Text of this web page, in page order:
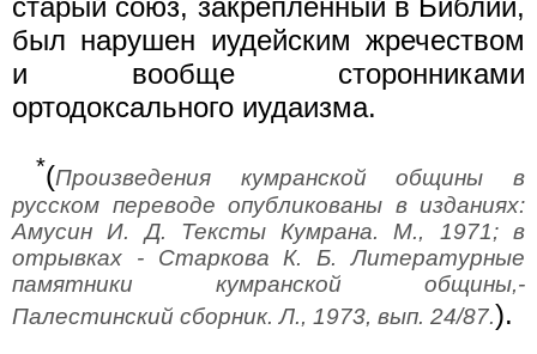
был нарушен иудейским жречеством
и вообще сторонниками
ортодоксального иудаизма.
*(Произведения кумранской общины в
русском переводе опубликованы в изданиях:
Амусин И. Д. Тексты Кумрана. М., 1971; в
отрывках - Старкова К. Б. Литературные
памятники кумранской общины,-
Палестинский сборник. Л., 1973, вып. 24/87.).